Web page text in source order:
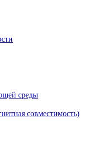
среды
совместимость)